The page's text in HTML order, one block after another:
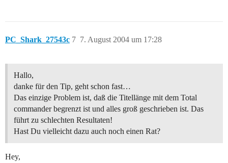
PC_Shark_27543c 7. August 2004 um 17:28
7
Hallo,
danke für den Tip, geht schon fast…
Das einzige Problem ist, daß die Titellänge mit dem Total
commander begrenzt ist und alles groß geschrieben ist. Das
führt zu schlechten Resultaten!
Hast Du vielleicht dazu auch noch einen Rat?
Hey,